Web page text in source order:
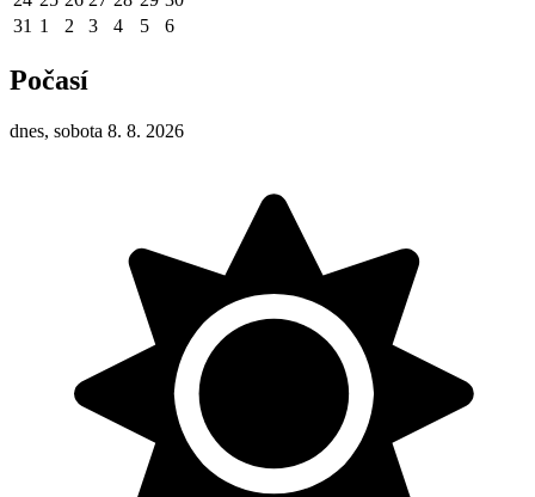
31 1 2 3 4 5 6
Počasí
dnes, sobota 8. 8. 2026